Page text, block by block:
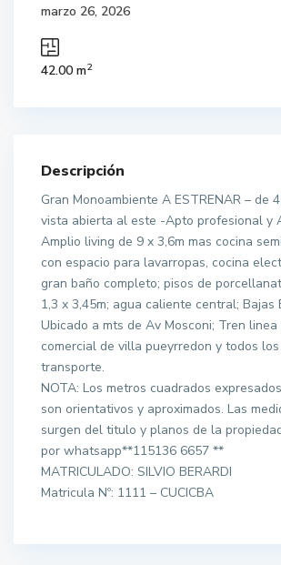
marzo 26, 2026
42.00 m2
Descripción
Gran Monoambiente A ESTRENAR – de
vista abierta al este -Apto profesional y
Amplio living de 9 x 3,6m mas cocina
con espacio para lavarropas, cocina
gran baño completo; pisos de
1,3 x 3,45m; agua caliente central; Bajas
Ubicado a mts de Av Mosconi; Tren
comercial de villa pueyrredon y todos
transporte.
NOTA: Los metros cuadrados
son orientativos y aproximados. Las
surgen del titulo y planos de la
por whatsapp**115136 6657 **
MATRICULADO: SILVIO BERARDI
Matricula Nº: 1111 – CUCICBA